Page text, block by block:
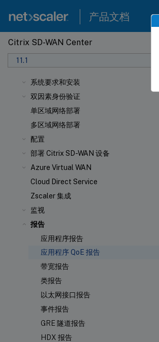
产品文档
Citrix SD-WAN Center
11.1
系统要求和安装
双因素身份验证
单区域网络部署
多区域网络部署
配置
部署 Citrix SD-WAN 设备
Azure Virtual WAN
Cloud Direct Service
Zscaler 集成
监视
报告
应用程序报告
应用程序 QoE 报告
带宽报告
类报告
以太网接口报告
事件报告
GRE 隧道报告
HDX 报告